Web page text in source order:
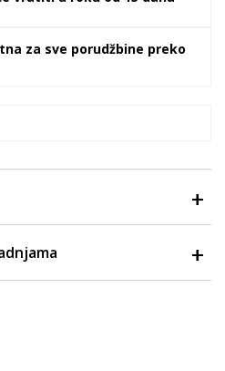
za sve porudžbine preko